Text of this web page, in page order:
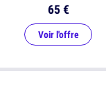
65 €
Voir l'offre